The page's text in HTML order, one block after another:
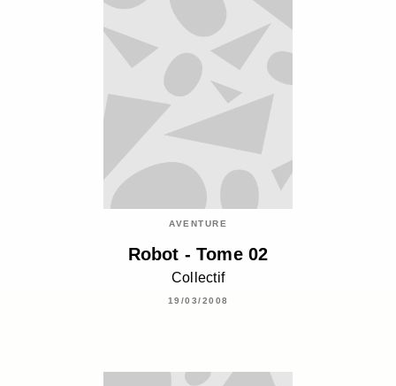
AVENTURE
Robot - Tome 02
Collectif
19/03/2008